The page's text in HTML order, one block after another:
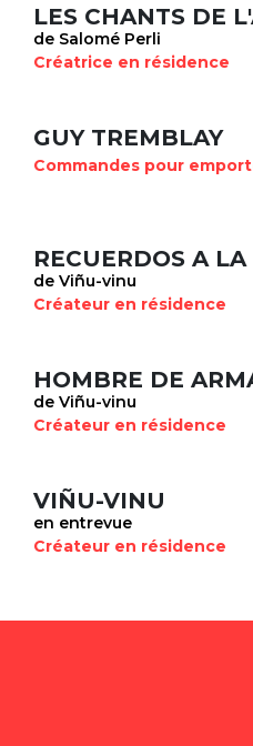
de Salomé Perli
Créatrice en résidence
GUY TREMBLAY
Commandes pour
RECUERDOS A
de Viñu-vinu
Créateur en résidence
HOMBRE DE
de Viñu-vinu
Créateur en résidence
VIÑU-VINU
en entrevue
Créateur en résidence